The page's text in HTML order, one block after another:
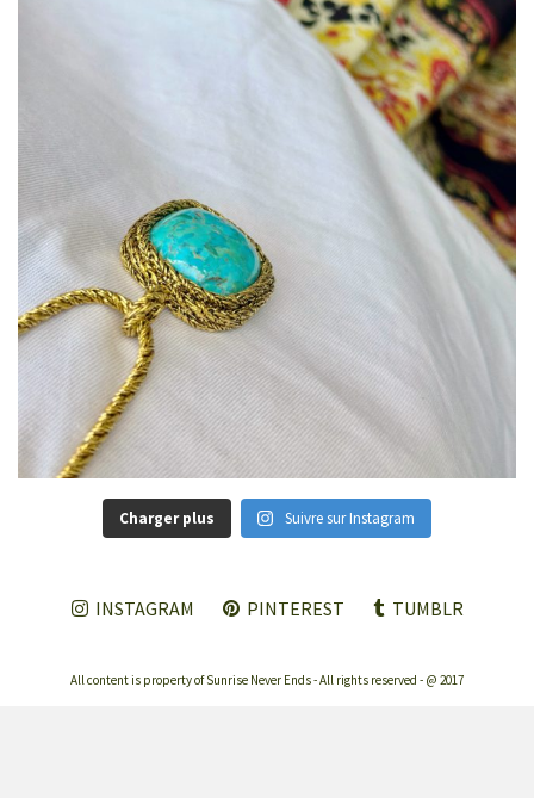
Charger plus Suivre sur Instagram
INSTAGRAM PINTEREST TUMBLR
All content is property of Sunrise Never Ends - All rights reserved - @ 2017